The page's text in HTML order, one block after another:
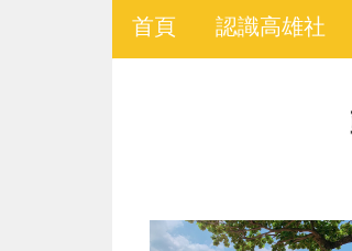
首頁 認識高雄社